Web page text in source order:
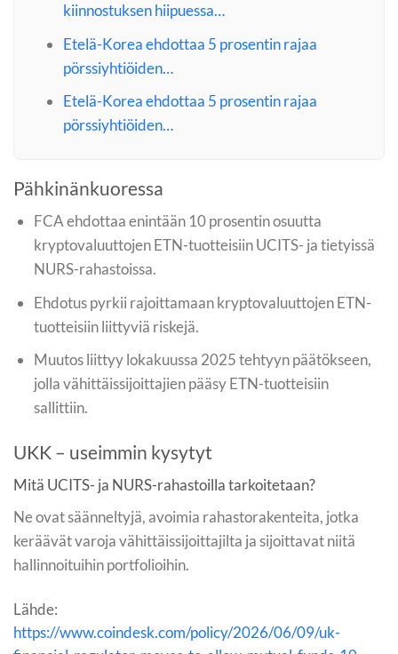
kiinnostuksen hiipuessa…
Etelä-Korea ehdottaa 5 prosentin rajaa
pörssiyhtiöiden…
Etelä-Korea ehdottaa 5 prosentin rajaa
pörssiyhtiöiden…
Pähkinänkuoressa
FCA ehdottaa enintään 10 prosentin osuutta
kryptovaluuttojen ETN-tuotteisiin UCITS- ja tietyissä
NURS-rahastoissa.
Ehdotus pyrkii rajoittamaan kryptovaluuttojen ETN-
tuotteisiin liittyviä riskejä.
Muutos liittyy lokakuussa 2025 tehtyyn päätökseen,
jolla vähittäissijoittajien pääsy ETN-tuotteisiin
sallittiin.
UKK – useimmin kysytyt
Mitä UCITS- ja NURS-rahastoilla tarkoitetaan?
Ne ovat säänneltyjä, avoimia rahastorakenteita, jotka
keräävät varoja vähittäissijoittajilta ja sijoittavat niitä
hallinnoituihin portfolioihin.
Lähde:
https://www.coindesk.com/policy/2026/06/09/uk-